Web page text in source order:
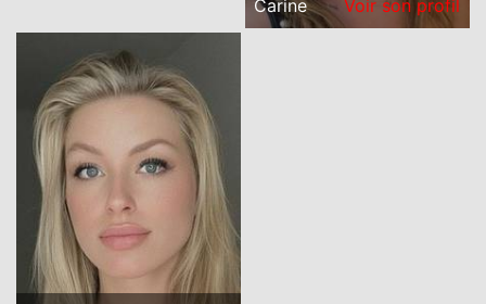
Carine
Voir son profil